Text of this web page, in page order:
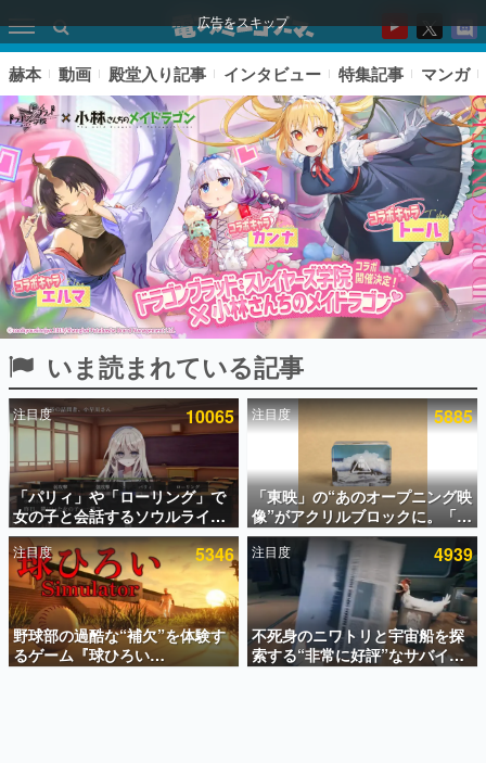
広告をスキップ
ピックアップ
電ファミのいま読まれている記事ランキング
アプリセール情報
インタビュー
連載・特集一覧
殿堂入り記事
SNS拡散数が数千以上！ ページビュー数万以上！ などな
ど。多くの人々に読まれた、電ファミ渾身の“殿堂入り”記
事をまとめました。
赫本 動画 殿堂入り記事 インタビュー 特集記事 マンガ
いま読まれている記事
注目度 10065
「パリィ」や「ローリング」で
女の子と会話するソウルライク
恋愛ゲーム『小早川さんはソウ
ルライク』無料公開。返事に失
敗すると「YOU DIED」
注目度 5885
「東映」の“あのオープニング映
像”がアクリルブロックに。「東
映ヒストリカル グッズコレクシ
ョン」が8月下旬より発売
注目度 5346
野球部の過酷な“補欠”を体験す
るゲーム『球ひろい
Simulator』が「1件」のウィッ
注目度 4939
不死身のニワトリと宇宙船を探
索する“非常に好評”なサバイバ
ルゲーム『Breathedge』が無